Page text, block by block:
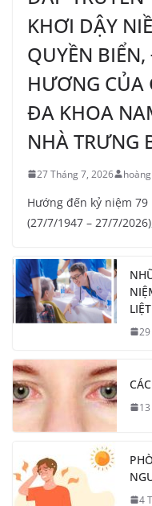
KHƠI DẬY
QUYỀN
HƯƠNG CỦA
ĐA KHOA
NHÀ TRƯNG
27 Tháng 7, 2026
Hướng đến kỷ niệm
(27/7/1947 – 27/7/
4